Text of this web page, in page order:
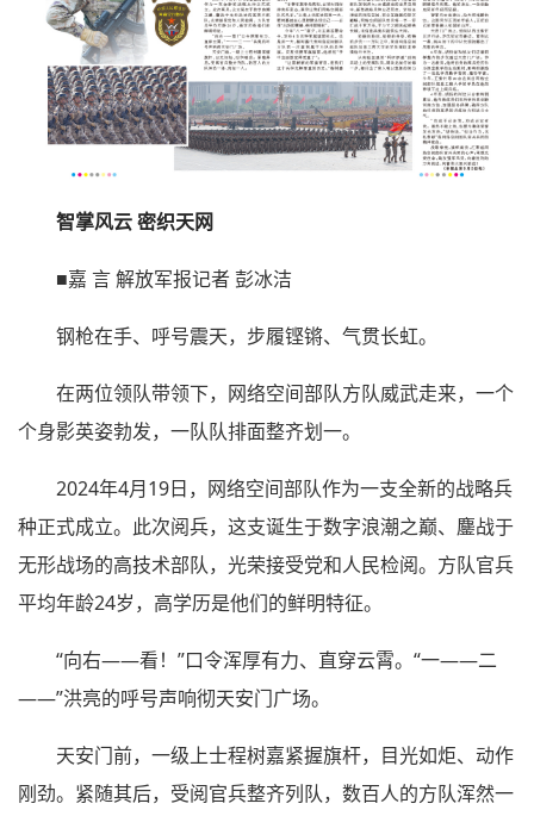
智掌风云 密织天网
■嘉 言 解放军报记者 彭冰洁
钢枪在手、呼号震天，步履铿锵、气贯长虹。
在两位领队带领下，网络空间部队方队威武走来，一个
个身影英姿勃发，一队队排面整齐划一。
2024年4月19日，网络空间部队作为一支全新的战略兵
种正式成立。此次阅兵，这支诞生于数字浪潮之巅、鏖战于
无形战场的高技术部队，光荣接受党和人民检阅。方队官兵
平均年龄24岁，高学历是他们的鲜明特征。
“向右——看！”口令浑厚有力、直穿云霄。“一——二
——”洪亮的呼号声响彻天安门广场。
天安门前，一级上士程树嘉紧握旗杆，目光如炬、动作
刚劲。紧随其后，受阅官兵整齐列队，数百人的方队浑然一